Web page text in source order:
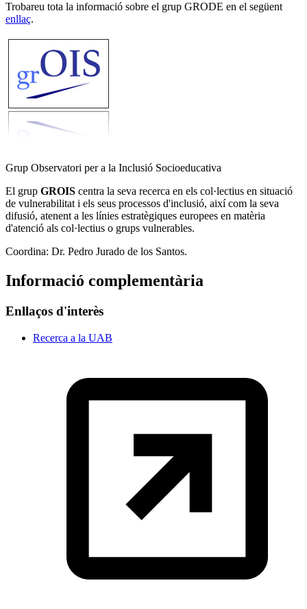
Trobareu tota la informació sobre el grup GRODE en el següent
enllaç.
Grup Observatori per a la Inclusió Socioeducativa
El grup GROIS centra la seva recerca en els col·lectius en situació
de vulnerabilitat i els seus processos d'inclusió, així com la seva
difusió, atenent a les línies estratègiques europees en matèria
d'atenció als col·lectius o grups vulnerables.
Coordina: Dr. Pedro Jurado de los Santos.
Informació complementària
Enllaços d'interès
Recerca a la UAB